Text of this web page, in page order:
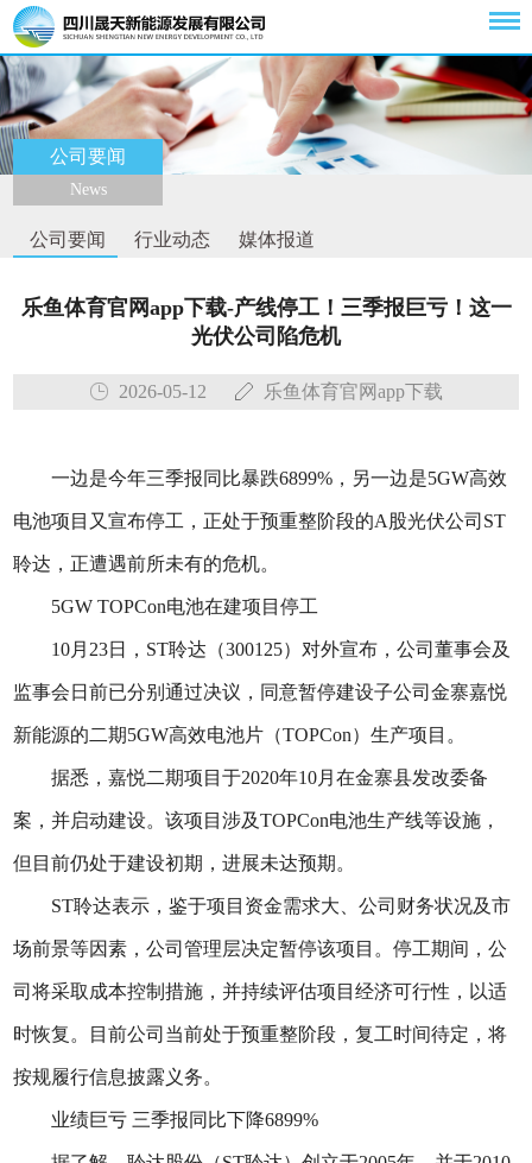
公司要闻
News
公司要闻 行业动态 媒体报道
乐鱼体育官网app下载-产线停工！三季报巨亏！这一
光伏公司陷危机
2026-05-12 乐鱼体育官网app下载
一边是今年三季报同比暴跌6899%，另一边是5GW高效
电池项目又宣布停工，正处于预重整阶段的A股光伏公司ST
聆达，正遭遇前所未有的危机。
5GW TOPCon电池在建项目停工
10月23日，ST聆达（300125）对外宣布，公司董事会及
监事会日前已分别通过决议，同意暂停建设子公司金寨嘉悦
新能源的二期5GW高效电池片（TOPCon）生产项目。
据悉，嘉悦二期项目于2020年10月在金寨县发改委备
案，并启动建设。该项目涉及TOPCon电池生产线等设施，
但目前仍处于建设初期，进展未达预期。
ST聆达表示，鉴于项目资金需求大、公司财务状况及市
场前景等因素，公司管理层决定暂停该项目。停工期间，公
司将采取成本控制措施，并持续评估项目经济可行性，以适
时恢复。目前公司当前处于预重整阶段，复工时间待定，将
按规履行信息披露义务。
业绩巨亏 三季报同比下降6899%